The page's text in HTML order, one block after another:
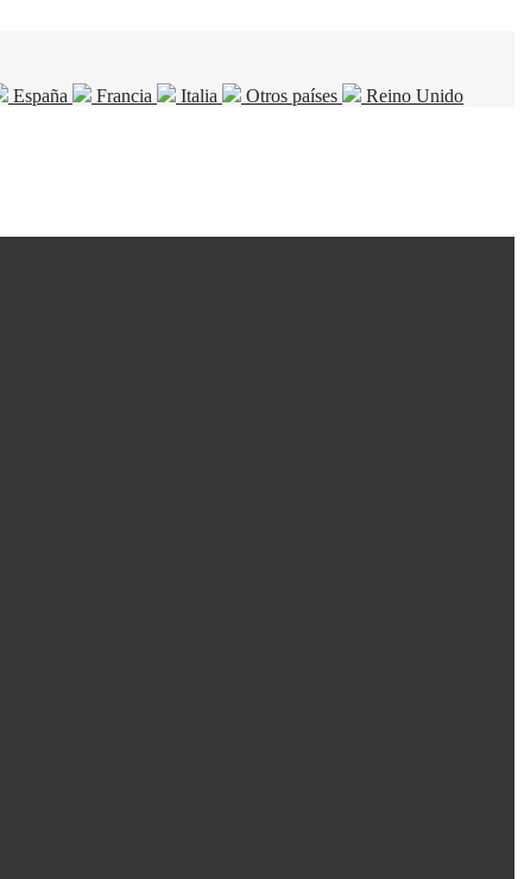
España Francia Italia Otros países
Reino Unido